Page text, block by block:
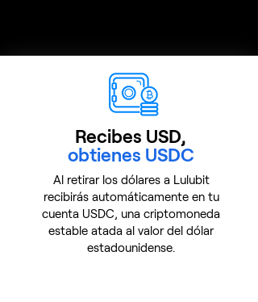
Recibes USD,
obtienes USDC
Al retirar los dólares a Lulubit
recibirás automáticamente en tu
cuenta USDC, una criptomoneda
estable atada al valor del dólar
estadounidense.